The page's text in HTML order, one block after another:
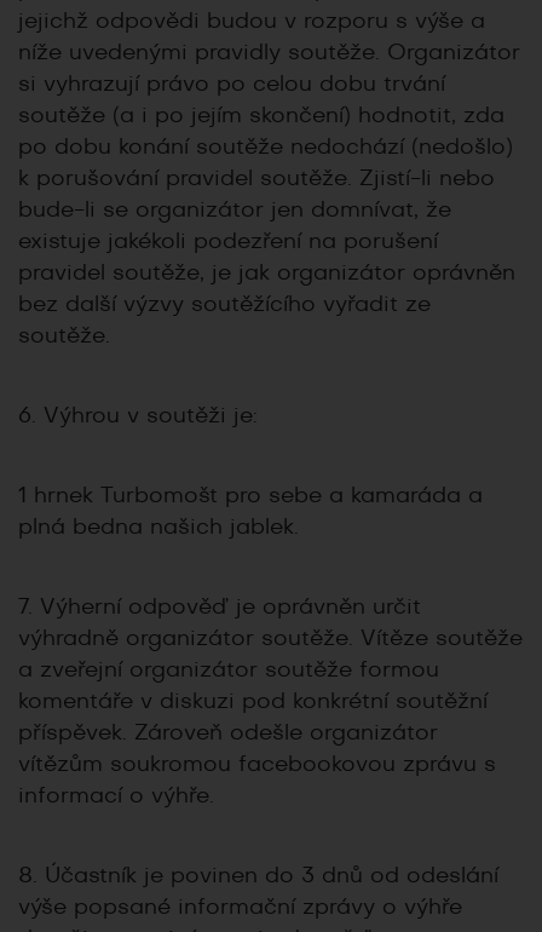
jejichž odpovědi budou v rozporu s výše a
níže uvedenými pravidly soutěže. Organizátor
si vyhrazují právo po celou dobu trvání
soutěže (a i po jejím skončení) hodnotit, zda
po dobu konání soutěže nedochází (nedošlo)
k porušování pravidel soutěže. Zjistí-li nebo
bude-li se organizátor jen domnívat, že
existuje jakékoli podezření na porušení
pravidel soutěže, je jak organizátor oprávněn
bez další výzvy soutěžícího vyřadit ze
soutěže.
6. Výhrou v soutěži je:
1 hrnek Turbomošt pro sebe a kamaráda a
plná bedna našich jablek.
7. Výherní odpověď je oprávněn určit
výhradně organizátor soutěže. Vítěze soutěže
a zveřejní organizátor soutěže formou
komentáře v diskuzi pod konkrétní soutěžní
příspěvek. Zároveň odešle organizátor
vítězům soukromou facebookovou zprávu s
informací o výhře.
8. Účastník je povinen do 3 dnů od odeslání
výše popsané informační zprávy o výhře